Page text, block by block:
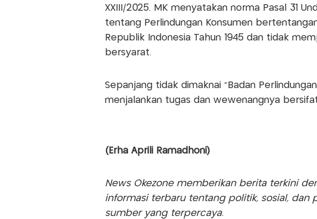
XXIII/2025. MK menyatakan norma Pasal 31
tentang Perlindungan Konsumen
Republik Indonesia Tahun 1945 dan tidak
bersyarat.
Sepanjang tidak dimaknai "Badan
menjalankan tugas dan wewenangnya
(Erha Aprili Ramadhoni)
News Okezone memberikan berita terkini
informasi terbaru tentang politik, sosial, dan
sumber yang terpercaya.